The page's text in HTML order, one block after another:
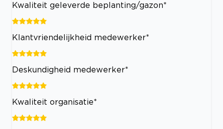
Kwaliteit geleverde beplanting/gazon*
Klantvriendelijkheid medewerker*
Deskundigheid medewerker*
Kwaliteit organisatie*